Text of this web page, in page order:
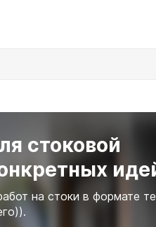
стоковой
на стоки в формате